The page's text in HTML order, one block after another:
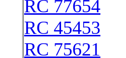
RC 77654
RC 45453
RC 75621